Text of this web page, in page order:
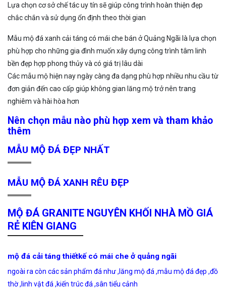
Lựa chọn cơ sở chế tác uy tín sẽ giúp công trình hoàn thiện đẹp
chắc chắn và sử dụng ổn định theo thời gian
Mẫu mộ đá xanh cải táng có mái che bán ở Quảng Ngãi là lựa chọn
phù hợp cho những gia đình muốn xây dựng công trình tâm linh
bền đẹp hợp phong thủy và có giá trị lâu dài
Các mẫu mộ hiện nay ngày càng đa dạng phù hợp nhiều nhu cầu từ
đơn giản đến cao cấp giúp không gian lăng mộ trở nên trang
nghiêm và hài hòa hơn
Nên chọn mẫu nào phù hợp xem và tham khảo
thêm
MẪU MỘ ĐÁ ĐẸP NHẤT
MẪU MỘ ĐÁ XANH RÊU ĐẸP
MỘ ĐÁ GRANITE NGUYÊN KHỐI NHÀ MỒ GIÁ
RẺ KIÊN GIANG
mộ đá cải táng thiếtkế có mái che ở quảng ngãi
ngoài ra còn các sản phẩm đá như ,lăng mộ đá ,mẫu mộ đá đẹp ,đồ
thờ ,linh vật đá ,kiến trúc đá ,sân tiểu cảnh